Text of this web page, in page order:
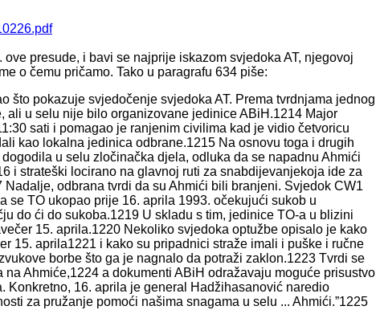
presude, i bavi se najprije iskazom svjedoka AT, njegovoj
o čemu pričamo. Tako u paragrafu 634 piše:
što pokazuje svjedočenje svjedoka AT. Prema tvrdnjama jednog
ali u selu nije bilo organizovane jedinice ABiH.1214 Major
sati i pomagao je ranjenim civilima kad je vidio četvoricu
kao lokalna jedinica odbrane.1215 Na osnovu toga i drugih
u selu zločinačka djela, odluka da se napadnu Ahmići
i strateški locirano na glavnoj ruti za snabdijevanjekoja ide za
odbrana tvrdi da su Ahmići bili branjeni. Svjedok CW1
TO ukopao prije 16. aprila 1993. očekujući sukob u
do ći do sukoba.1219 U skladu s tim, jedinice TO-a u blizini
15. aprila.1220 Nekoliko svjedoka optužbe opisalo je kako
15. aprila1221 i kako su pripadnici straže imali i puške i ručne
borbe što ga je nagnalo da potraži zaklon.1223 Tvrdi se
Ahmiće,1224 a dokumenti ABiH odražavaju moguće prisustvo
Konkretno, 16. aprila je general Hadžihasanović naredio
za pružanje pomoći našima snagama u selu ... Ahmići.”1225